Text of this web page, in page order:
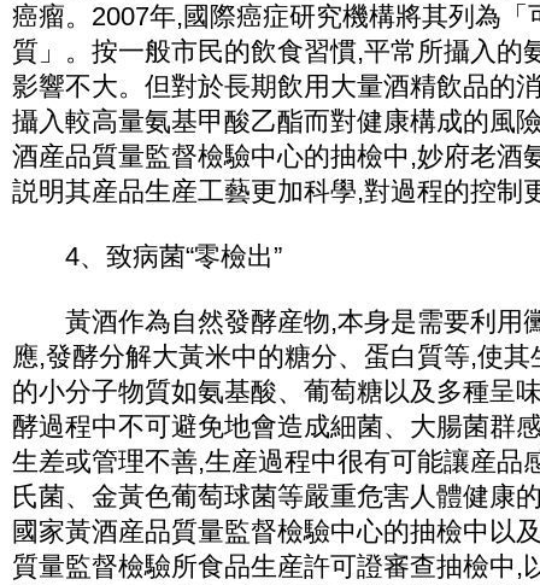
癌瘤。2007年,國際癌症研究機構將其列為「
質」。按一般市民的飲食習慣,平常所攝入的
影響不大。但對於長期飲用大量酒精飲品的
攝入較高量氨基甲酸乙酯而對健康構成的風
酒産品質量監督檢驗中心的抽檢中,妙府老酒
説明其産品生産工藝更加科學,對過程的控制
4、致病菌“零檢出”
黃酒作為自然發酵産物,本身是需要利用
應,發酵分解大黃米中的糖分、蛋白質等,使
的小分子物質如氨基酸、葡萄糖以及多種呈
酵過程中不可避免地會造成細菌、大腸菌群
生差或管理不善,生産過程中很有可能讓産品
氏菌、金黃色葡萄球菌等嚴重危害人體健康
國家黃酒産品質量監督檢驗中心的抽檢中以
質量監督檢驗所食品生産許可證審查抽檢中,